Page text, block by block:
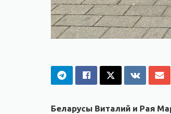
Беларусы Виталий и Рая